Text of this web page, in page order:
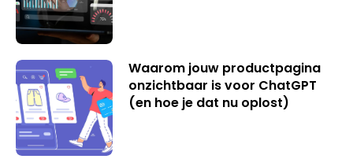
Waarom jouw productpagina
onzichtbaar is voor ChatGPT
(en hoe je dat nu oplost)